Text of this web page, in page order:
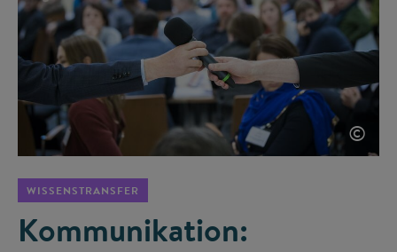
©
WISSENSTRANSFER
Kommunikation: